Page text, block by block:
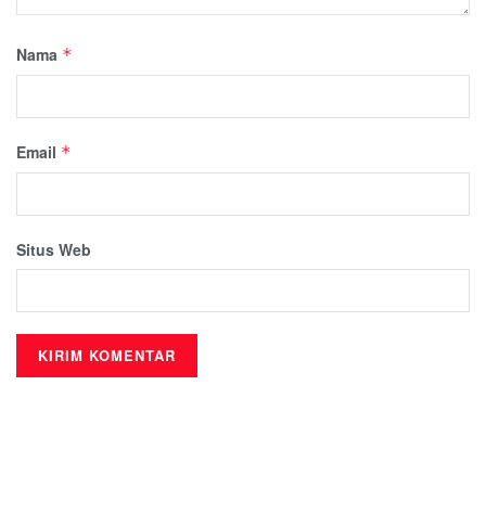
Nama *
Email *
Situs Web